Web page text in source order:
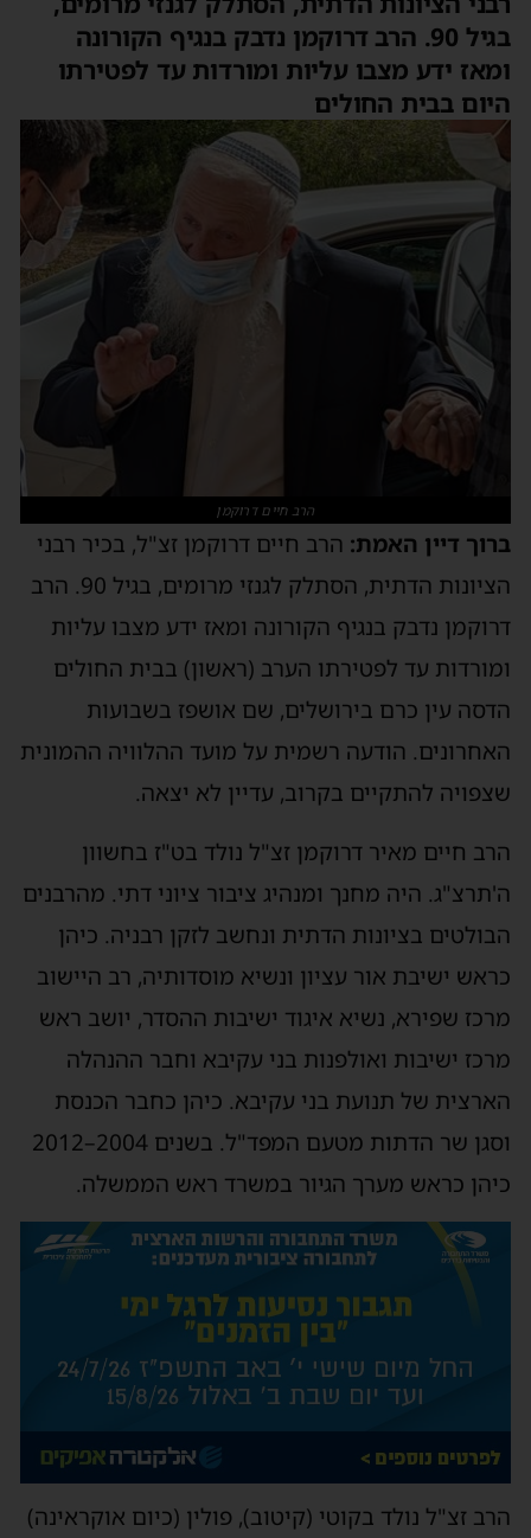
בגיל 90. הרב דרוקמן נדבק בנגיף הקורונה
ומאז ידע מצבו עליות ומורדות עד לפטירתו
היום בבית החולים
הרב חיים דרוקמן
ברוך דיין האמת: הרב חיים דרוקמן זצ"ל, בכיר רבני
הציונות הדתית, הסתלק לגנזי מרומים, בגיל 90. הרב
דרוקמן נדבק בנגיף הקורונה ומאז ידע מצבו עליות
ומורדות עד לפטירתו הערב (ראשון) בבית החולים
הדסה עין כרם בירושלים, שם אושפז בשבועות
האחרונים. הודעה רשמית על מועד ההלוויה ההמונית
שצפויה להתקיים בקרוב, עדיין לא יצאה.
הרב חיים מאיר דרוקמן זצ"ל נולד בט"ז בחשוון
ה'תרצ"ג. היה מחנך ומנהיג ציבור ציוני דתי. מהרבנים
הבולטים בציונות הדתית ונחשב לזקן רבניה. כיהן
כראש ישיבת אור עציון ונשיא מוסדותיה, רב היישוב
מרכז שפירא, נשיא איגוד ישיבות ההסדר, יושב ראש
מרכז ישיבות ואולפנות בני עקיבא וחבר ההנהלה
הארצית של תנועת בני עקיבא. כיהן כחבר הכנסת
וסגן שר הדתות מטעם המפד"ל. בשנים 2004–2012
כיהן כראש מערך הגיור במשרד ראש הממשלה.
הרב זצ"ל נולד בקוטי (קיטוב), פולין (כיום אוקראינה)